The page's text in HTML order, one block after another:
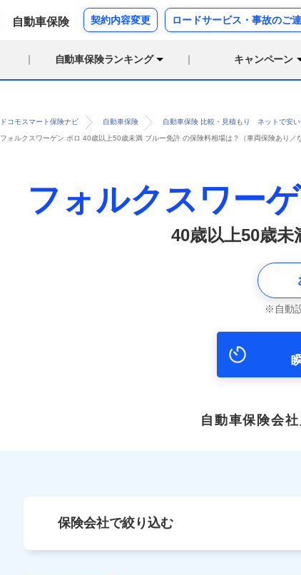
自動車保険 契約内容変更 ロードサービス・事故のご
自動車保険ランキング キャンペーン
ドコモスマート保険ナビ 自動車保険 自動車保険 比較・見積もり ネットで安い
フォルクスワーゲン ポロ 40歳以上50歳未満 ブルー免許 の保険料相場は？（車両保険あり／
フォルクスワー
40歳以上50歳未
自動
自動車保険会
保険会社で絞り込む